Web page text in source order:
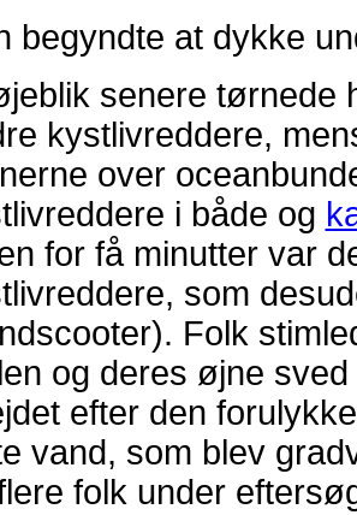
begyndte at dykke
senere tørnede
kystlivreddere,
over
i både og
for få minutter var
som
Folk
og deres øjne
efter den
vand, som blev
folk under